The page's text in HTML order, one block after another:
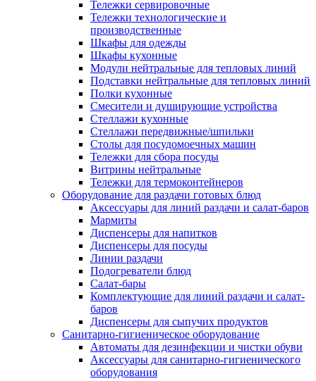
Тележки сервировочные
Тележки технологические и
производственные
Шкафы для одежды
Шкафы кухонные
Модули нейтральные для тепловых линий
Подставки нейтральные для тепловых линий
Полки кухонные
Смесители и душирующие устройства
Стеллажи кухонные
Стеллажи передвижные/шпильки
Столы для посудомоечных машин
Тележки для сбора посуды
Витрины нейтральные
Тележки для термоконтейнеров
Оборудование для раздачи готовых блюд
Аксессуары для линий раздачи и салат-баров
Мармиты
Диспенсеры для напитков
Диспенсеры для посуды
Линии раздачи
Подогреватели блюд
Салат-бары
Комплектующие для линий раздачи и салат-
баров
Диспенсеры для сыпучих продуктов
Санитарно-гигиеническое оборудование
Автоматы для дезинфекции и чистки обуви
Аксессуары для санитарно-гигиенического
оборудования